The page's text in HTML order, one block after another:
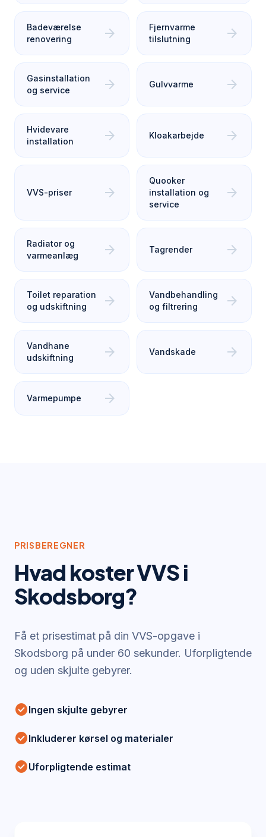
Badeværelse
renovering
arrow_forward
Fjernvarme
tilslutning
arrow_forward
Gasinstallation
og service
arrow_forward Gulvvarme arrow_forward
Hvidevare
installation
arrow_forward Kloakarbejde arrow_forward
VVS-priser arrow_forward
Quooker
installation og
service
arrow_forward
Radiator og
varmeanlæg
arrow_forward Tagrender arrow_forward
Toilet reparation
og udskiftning
arrow_forward
Vandbehandling
og filtrering
arrow_forward
Vandhane
udskiftning
arrow_forward Vandskade arrow_forward
Varmepumpe arrow_forward
PRISBEREGNER
Hvad koster VVS i
Skodsborg?
Få et prisestimat på din VVS-opgave i
Skodsborg på under 60 sekunder. Uforpligtende
og uden skjulte gebyrer.
check_circleIngen skjulte gebyrer
check_circleInkluderer kørsel og materialer
check_circleUforpligtende estimat